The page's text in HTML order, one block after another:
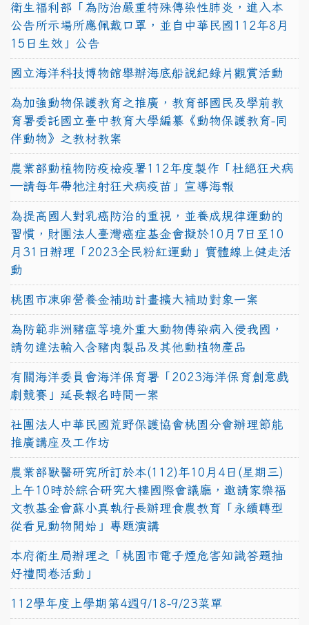
衛生福利部「為防治嚴重特殊傳染性肺炎，進入本
公告所示場所應佩戴口罩，並自中華民國112年8月
15日生效」公告
國立海洋科技博物館舉辦海底船說紀錄片觀賞活動
為加強動物保護教育之推廣，教育部國民及學前教
育署委託國立臺中教育大學編纂《動物保護教育-同
伴動物》之教材教案
農業部動植物防疫檢疫署112年度製作「杜絕狂犬病
—請每年帶牠注射狂犬病疫苗」宣導海報
為提高國人對乳癌防治的重視，並養成規律運動的
習慣，財團法人臺灣癌症基金會擬於10月7日至10
月31日辦理「2023全民粉紅運動」實體線上健走活
動
桃園市凍卵營養金補助計畫擴大補助對象一案
為防範非洲豬瘟等境外重大動物傳染病入侵我國，
請勿違法輸入含豬肉製品及其他動植物產品
有關海洋委員會海洋保育署「2023海洋保育創意戲
劇競賽」延長報名時間一案
社團法人中華民國荒野保護協會桃園分會辦理節能
推廣講座及工作坊
農業部獸醫研究所訂於本(112)年10月4日(星期三)
上午10時於綜合研究大樓國際會議廳，邀請家樂福
文教基金會蘇小真執行長辦理食農教育「永續轉型
從看見動物開始」專題演講
本府衛生局辦理之「桃園市電子煙危害知識答題抽
好禮問卷活動」
112學年度上學期第4週9/18-9/23菜單